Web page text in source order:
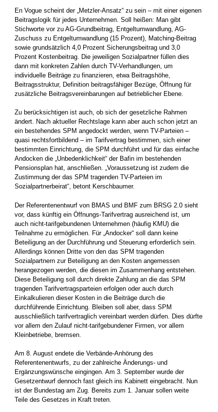
En Vogue scheint der „Metzler-Ansatz“ zu sein – mit einer eigenen
Beitragslogik für jedes Unternehmen. Soll heißen: Man gibt
Stichworte vor zu AG-Grundbeitrag, Entgeltumwandlung, AG-
Zuschuss zu Entgeltumwandlung (15 Prozent), Matching-Beitrag
sowie grundsätzlich 4,0 Prozent Sicherungsbeitrag und 3,0
Prozent Kostenbeitrag. Die jeweiligen Sozialpartner füllen dies
dann mit konkreten Zahlen durch TV-Verhandlungen, um
individuelle Beiträge zu finanzieren, etwa Beitragshöhe,
Beitragsstruktur, Definition beitragsfähiger Bezüge, Öffnung für
zusätzliche Beitragsvereinbarungen auf betrieblicher Ebene.
Zu berücksichtigen ist auch, ob sich der gesetzliche Rahmen
ändert. Nach aktueller Rechtslage kann aber auch schon jetzt an
ein bestehendes SPM angedockt werden, wenn TV-Parteien –
quasi rechtsfortbildend – im Tarifvertrag bestimmen, sich einer
bestimmten Einrichtung, die SPM durchführt und für das einfache
Andocken die „Unbedenklichkeit“ der Bafin im bestehenden
Pensionsplan hat, anschließen. „Voraussetzung ist zudem die
Zustimmung der das SPM tragenden TV-Parteien im
Sozialpartnerbeirat“, betont Kerschbaumer.
Der Referentenentwurf von BMAS und BMF zum BRSG 2.0 sieht
vor, dass künftig ein Öffnungs-Tarifvertrag ausreichend ist, um
auch nicht-tarifgebundenen Unternehmen (häufig KMU) die
Teilnahme zu ermöglichen. Für „Andocker“ soll dann keine
Beteiligung an der Durchführung und Steuerung erforderlich sein.
Allerdings können Dritte von den das SPM tragenden
Sozialpartnern zur Beteiligung an den Kosten angemessen
herangezogen werden, die diesen im Zusammenhang entstehen.
Diese Beteiligung soll durch direkte Zahlung an die das SPM
tragenden Tarifvertragsparteien erfolgen oder auch durch
Einkalkulieren dieser Kosten in die Beiträge durch die
durchführende Einrichtung. Bleiben soll aber, dass SPM
ausschließlich tarifvertraglich vereinbart werden dürfen. Dies dürfte
vor allem den Zulauf nicht-tarifgebundener Firmen, vor allem
Kleinbetriebe, bremsen.
Am 8. August endete die Verbände-Anhörung des
Referentenentwurfs, zu der zahlreiche Änderungs- und
Ergänzungswünsche eingingen. Am 3. September wurde der
Gesetzentwurf dennoch fast gleich ins Kabinett eingebracht. Nun
ist der Bundestag am Zug. Bereits zum 1. Januar sollen weite
Teile des Gesetzes in Kraft treten.